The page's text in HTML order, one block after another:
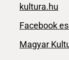
kultura.hu
Facebook
Magyar